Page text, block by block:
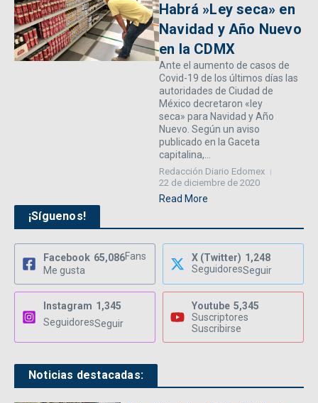
Habrá »Ley seca» en
Navidad y Año Nuevo
en la CDMX
Ante el aumento de casos de
Covid-19 de los últimos días las
autoridades de Ciudad de
México decretaron «ley
seca» para Navidad y Año
Nuevo. Según un aviso
publicado en la Gaceta
capitalina,...
Redacción Diario Edomex
22 de diciembre de 2020
Read More
¡Síguenos!
Facebook 65,086Fans
Me gusta
X (Twitter) 1,248
SeguidoresSeguir
Instagram 1,345
SeguidoresSeguir
Youtube 5,345
Suscriptores
Suscribirse
Noticias destacadas: